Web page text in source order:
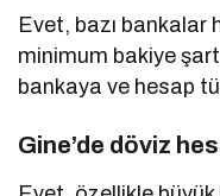
Evet, bazı bankalar
minimum bakiye
bankaya ve hesap
Gine’de döviz